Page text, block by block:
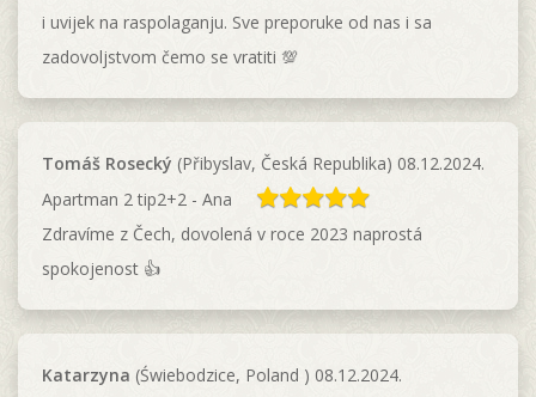
i uvijek na raspolaganju. Sve preporuke od nas i sa
zadovoljstvom čemo se vratiti 💯
Tomáš Rosecký (Přibyslav, Česká Republika) 08.12.2024.
Apartman 2 tip2+2 - Ana
Zdravíme z Čech, dovolená v roce 2023 naprostá
spokojenost 👍
Katarzyna (Świebodzice, Poland ) 08.12.2024.